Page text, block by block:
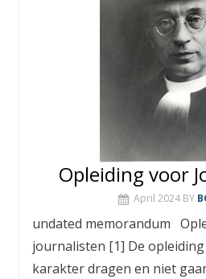
Opleiding voor
April 2024 BY
undated memorandum
journalisten [1] De
karakter dragen en niet